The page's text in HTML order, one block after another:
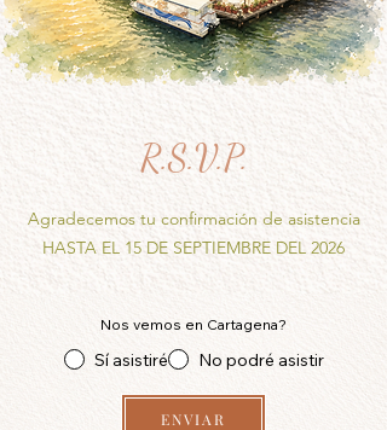
R.S.V.P.
Agradecemos tu confirmación de asistencia
HASTA EL 15 DE SEPTIEMBRE DEL 2026
Nos vemos en Cartagena?
Sí asistiré No podré asistir
ENVIAR